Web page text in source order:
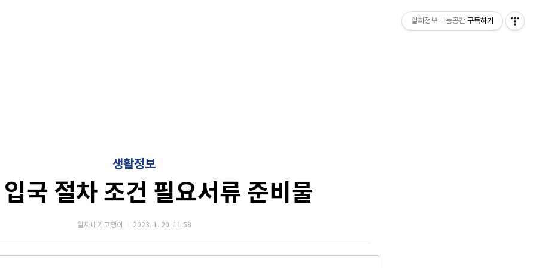
생활정보
국 절차 조건 필요서류 준비물
알짜배기코쟁이 2023. 1. 20. 11:58
알짜정보 나눔공간 구독하기